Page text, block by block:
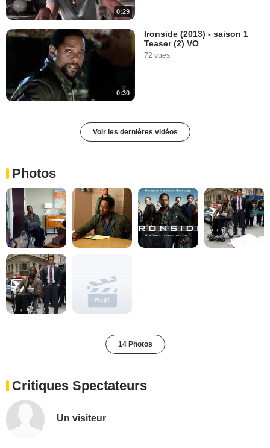
0:29
0:30
Ironside (2013) - saison 1
Teaser (2) VO
72 vues
Voir les dernières vidéos
Photos
14 Photos
Critiques Spectateurs
Un visiteur